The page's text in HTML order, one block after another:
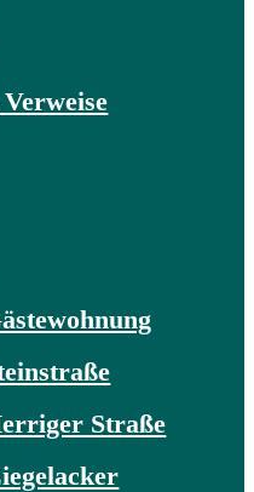
Straße